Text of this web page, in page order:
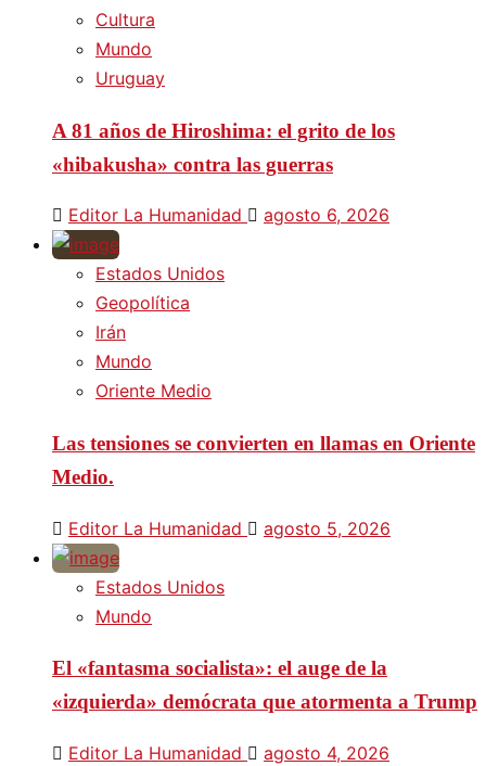
Cultura
Mundo
Uruguay
A 81 años de Hiroshima: el grito de los
«hibakusha» contra las guerras
Editor La Humanidad agosto 6, 2026
Estados Unidos
Geopolítica
Irán
Mundo
Oriente Medio
Las tensiones se convierten en llamas en Oriente
Medio.
Editor La Humanidad agosto 5, 2026
Estados Unidos
Mundo
El «fantasma socialista»: el auge de la
«izquierda» demócrata que atormenta a Trump
Editor La Humanidad agosto 4, 2026